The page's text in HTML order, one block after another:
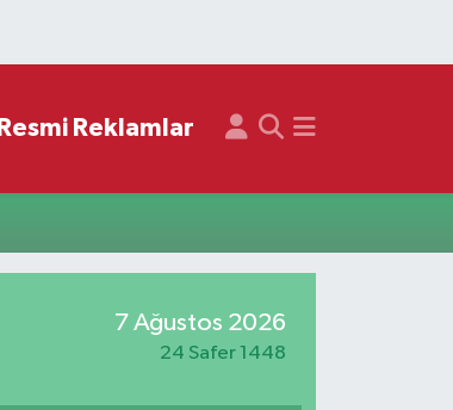
Resmi Reklamlar
7 Ağustos 2026
24 Safer 1448